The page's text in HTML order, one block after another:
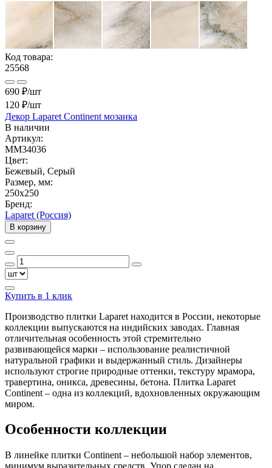
Код товара:
25568
690 ₽/шт
120 ₽/шт
Декор Laparet Continent мозаика
В наличии
Артикул:
MM34036
Цвет:
Бежевый, Серый
Размер, мм:
250x250
Бренд:
Laparet (Россия)
В корзину
Купить в 1 клик
Производство плитки Laparet находится в России, некоторые
коллекции выпускаются на индийских заводах. Главная
отличительная особенность этой стремительно
развивающейся марки – использование реалистичной
натуральной графики и выдержанный стиль. Дизайнеры
используют строгие природные оттенки, текстуру мрамора,
травертина, оникса, древесины, бетона. Плитка Laparet
Continent – одна из коллекций, вдохновленных окружающим
миром.
Особенности коллекции
В линейке плитки Continent – небольшой набор элементов,